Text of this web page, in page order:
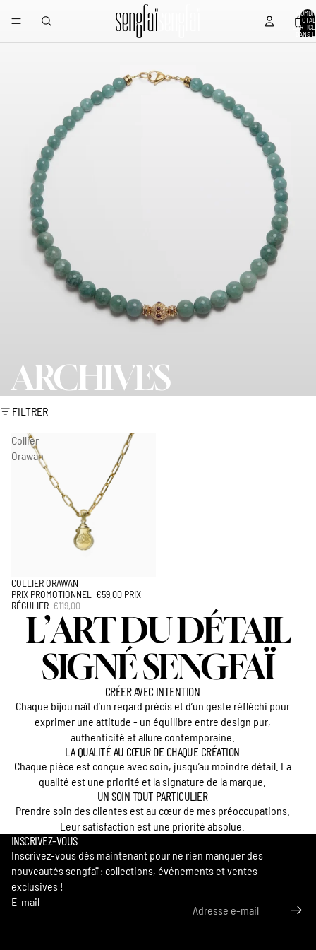
TOTAL
DANS
ARCHIVES
FILTRER
Collier
Orawan
ÉPUISÉ
COLLIER ORAWAN
PRIX PROMOTIONNEL
€59,00 PRIX
RÉGULIER €119,00
L’ART DU DÉTAIL
SIGNÉ SENGFAÏ
CRÉER AVEC INTENTION
Chaque bijou naît d’un regard précis et d’un geste réfléchi pour
exprimer une attitude - un équilibre entre design pur,
authenticité et allure contemporaine.
LA QUALITÉ AU CŒUR DE CHAQUE CRÉATION
Chaque pièce est conçue avec soin, jusqu’au moindre détail. La
qualité est une priorité et la signature de la marque.
UN SOIN TOUT PARTICULIER
Prendre soin des clientes est au cœur de mes préoccupations.
Leur satisfaction est une priorité absolue.
INSCRIVEZ-VOUS
Inscrivez-vous dès maintenant pour ne rien manquer des
nouveautés sengfaï : collections, événements et ventes
exclusives !
E-mail
Politique de confidentialité